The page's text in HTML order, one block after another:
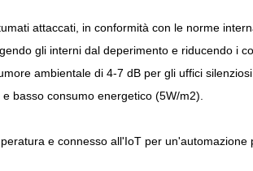
attaccati, in conformità con le norme
gli interni dal deperimento e riducendo i
ambientale di 4-7 dB per gli uffici
basso consumo energetico (5W/m2).
e connesso all'IoT per un'automazione